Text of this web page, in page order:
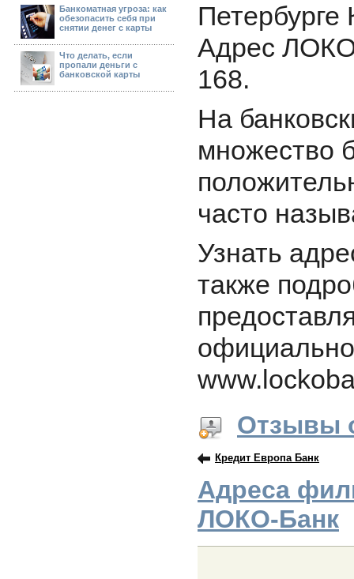
Банкоматная угроза: как
обезопасить себя при
снятии денег с карты
Что делать, если
пропали деньги с
банковской карты
Адрес
168.
На
множество
часто
Узнать
также
Отзывы
Кредит Европа Банк
Адреса
ЛОКО-Банк